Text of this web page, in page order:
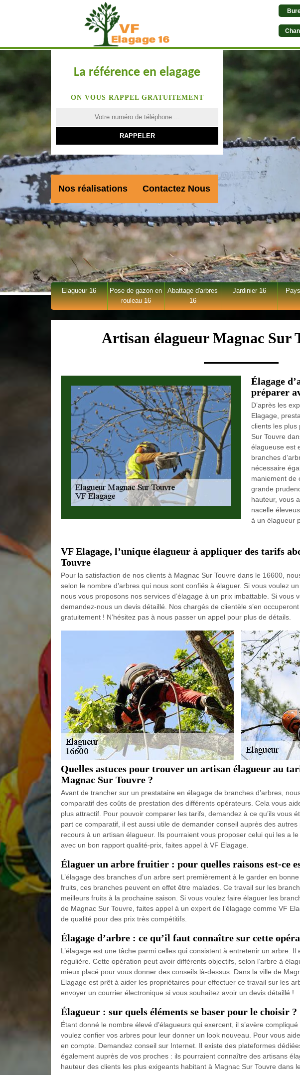
La référence en elagage
ON VOUS RAPPEL GRATUITEMENT
Nos réalisations Contactez Nous
Elagueur 16
Pose de gazon en
rouleau 16
Abattage d'arbres
16
Jardinier 16
Artisan élagueur Magnac Sur
Élagage
préparer
D’après les
Elagage,
clients les plus
Sur Touvre
élagueuse est
branches
nécessaire
maniement de
grande
hauteur, vous
nacelle
à un élagueur
VF Elagage, l’unique élagueur à appliquer des tarifs
Touvre
Pour la satisfaction de nos clients à Magnac Sur Touvre dans le 16600,
selon le nombre d’arbres qui nous sont confiés à élaguer. Si vous voulez
nous vous proposons nos services d’élagage à un prix imbattable. Si vous
demandez-nous un devis détaillé. Nos chargés de clientèle s’en
gratuitement ! N’hésitez pas à nous passer un appel pour plus de détails.
Quelles astuces pour trouver un artisan élagueur au
Magnac Sur Touvre ?
Avant de trancher sur un prestataire en élagage de branches d’arbres,
comparatif des coûts de prestation des différents opérateurs. Cela vous
plus attractif. Pour pouvoir comparer les tarifs, demandez à ce qu’ils vous
part ce comparatif, il est aussi utile de demander conseil auprès des
recours à un artisan élagueur. Ils pourraient vous proposer celui qui les a
avec un bon rapport qualité-prix, faites appel à VF Elagage.
Élaguer un arbre fruitier : pour quelles raisons est-ce
L’élagage des branches d’un arbre sert premièrement à le garder en
fruits, ces branches peuvent en effet être malades. Ce travail sur les
meilleurs fruits à la prochaine saison. Si vous voulez faire élaguer les
de Magnac Sur Touvre, faites appel à un expert de l’élagage comme VF
de qualité pour des prix très compétitifs.
Élagage d’arbre : ce qu’il faut connaître sur cette
L’élagage est une tâche parmi celles qui consistent à entretenir un arbre. Il
régulière. Cette opération peut avoir différents objectifs, selon l’arbre à
mieux placé pour vous donner des conseils là-dessus. Dans la ville de
Elagage est prêt à aider les propriétaires pour effectuer ce travail sur les
envoyer un courrier électronique si vous souhaitez avoir un devis détaillé !
Élagueur : sur quels éléments se baser pour le choisir ?
Étant donné le nombre élevé d’élagueurs qui exercent, il s’avère
voulez confier vos arbres pour leur donner un look nouveau. Pour vous
en compte. Demandez conseil sur Internet. Il existe des plateformes
également auprès de vos proches : ils pourraient connaître des artisans
hauteur des clients les plus exigeants habitant à Magnac Sur Touvre dans